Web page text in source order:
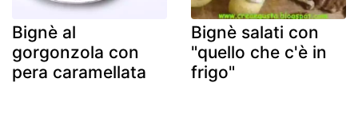
Bignè al
gorgonzola con
pera caramellata
Bignè salati con
"quello che c'è in
frigo"